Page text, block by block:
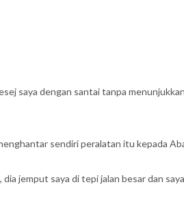
saya dengan santai tanpa
sendiri peralatan itu kepada
jemput saya di tepi jalan besar dan